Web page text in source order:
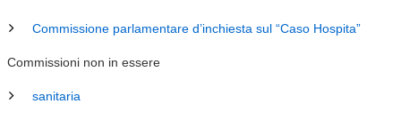
Commissione parlamentare d’inchiesta sul “Caso Hospita”
Commissioni non in essere
sanitaria